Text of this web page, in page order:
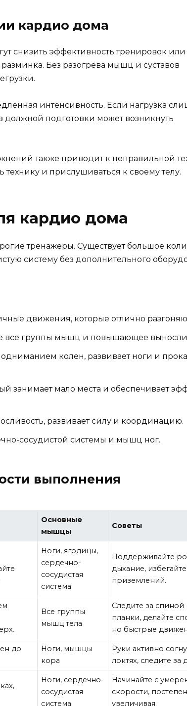
кардио дома
снизить эффективность тренировок
Без разогрева мышц и суставов
интенсивность. Если нагрузка
должной подготовки может возникнуть
также приводит к неправильной
технику и прислушиваться к своему телу.
кардио дома
тренажеры. Существует большое
систему без дополнительного
движения, которые отлично
все группы мышц и повышающее
колен, развивает ноги и
занимает мало места и обеспечивает
развивает силу и координацию.
сосудистой системы и мышц ног.
выполнения
Основные
мышцы
Советы
Ноги, ягодицы,
сердечно-
сосудистая
система
Поддерживайте
дыхание,
приземлений.
Все группы
мышц тела
Следите за спиной
планки, делайте
но быстрые
до
Ноги, мышцы
кора
Руки активно
локтях, следите за
Ноги, сердечно-
сосудистая
система
Начинайте с
скорости,
увеличивая.